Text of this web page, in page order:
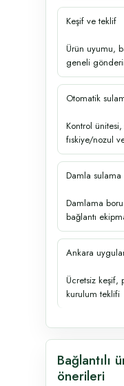
Keşif ve teklif
Ürün uyumu,
geneli
Otomatik
Kontrol
fıskiye/nozul
Damla sulama
Damlama
bağlantı
Ankara
Ücretsiz keşif,
kurulum teklifi
Bağlantılı
önerileri